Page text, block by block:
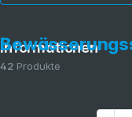
42 Produkte
Informationen